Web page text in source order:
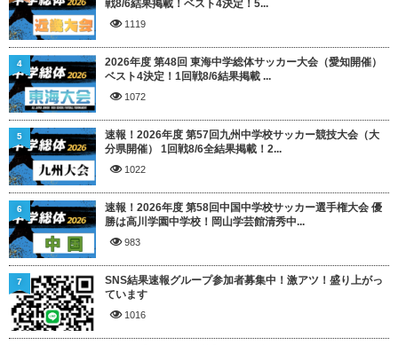
戦8/6結果掲載！ベスト4決定！5...
1119
2026年度 第48回 東海中学総体サッカー大会（愛知開催）
ベスト4決定！1回戦8/6結果掲載 ...
1072
4
速報！2026年度 第57回九州中学校サッカー競技大会（大
分県開催） 1回戦8/6全結果掲載！2...
1022
5
速報！2026年度 第58回中国中学校サッカー選手権大会 優
勝は高川学園中学校！岡山学芸館清秀中...
983
6
SNS結果速報グループ参加者募集中！激アツ！盛り上がっ
ています
1016
7